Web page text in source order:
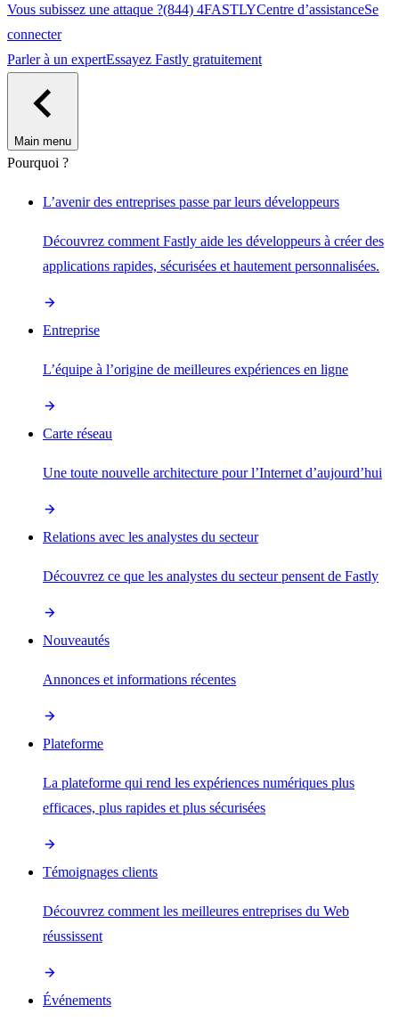
Vous subissez une attaque ?(844) 4FASTLYCentre d’assistanceSe
connecter
Parler à un expertEssayez Fastly gratuitement
Main menu
Pourquoi ?
L’avenir des entreprises passe par leurs développeurs
Découvrez comment Fastly aide les développeurs à créer des
applications rapides, sécurisées et hautement personnalisées.
Entreprise
L’équipe à l’origine de meilleures expériences en ligne
Carte réseau
Une toute nouvelle architecture pour l’Internet d’aujourd’hui
Relations avec les analystes du secteur
Découvrez ce que les analystes du secteur pensent de Fastly
Nouveautés
Annonces et informations récentes
Plateforme
La plateforme qui rend les expériences numériques plus
efficaces, plus rapides et plus sécurisées
Témoignages clients
Découvrez comment les meilleures entreprises du Web
réussissent
Événements